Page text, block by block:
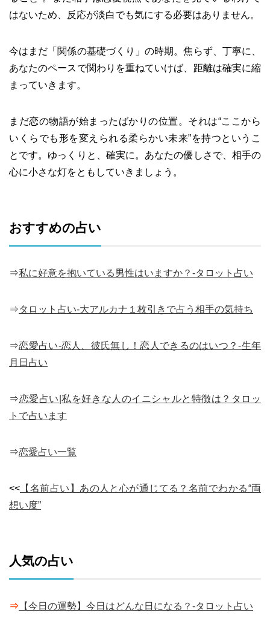
はないため、反応が淡白でも気にする必要はありません。
今はまだ「関係の基礎づくり」の時期。焦らず、丁寧に、
あなたのペースで関わりを重ねていけば、距離は確実に縮
まっていきます。
まだ恋の物語が始まったばかりの位置。それは“ここから
いくらでも形を変えられる柔らかい未来”を持つというこ
とです。ゆっくりと、確実に。あなたの優しさで、相手の
心に小さな灯をともしていきましょう。
おすすめの占い
⇒私に好意を抱いている男性はいますか？-タロット占い
⇒タロット占い-大アルカナ１枚引きで占う相手の気持ち
⇒恋愛占い-恋人、彼氏無し！恋人できるのはいつ？-生年
月日占い
⇒恋愛占い|私を好きな人のイニシャルと特徴は？タロッ
トで占います
⇒恋愛占い一覧
<< 【名前占い】あの人と心が通じてる？名前でわかる“両
想い度”
人気の占い
⇒ 【今日の運勢】今日はどんな日になる？-タロット占い